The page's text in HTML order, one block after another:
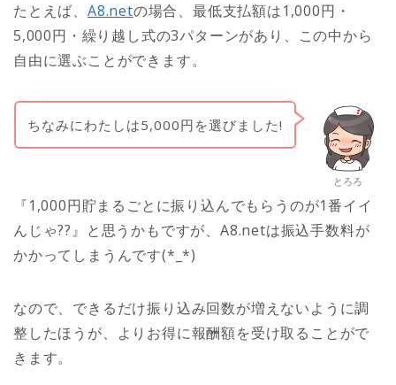
たとえば、 A8.netの場合、最低支払額は1,000円・
5,000円・繰り越し式の3パターンがあり、この中から
自由に選ぶことができます。
とろろ
ちなみにわたしは5,000円を選びました!
『1,000円貯まるごとに振り込んでもらうのが1番イイ
んじゃ??』と思うかもですが、A8.netは振込手数料が
かかってしまうんです(*_*)
なので、できるだけ振り込み回数が増えないように調
整したほうが、よりお得に報酬額を受け取ることがで
きます。